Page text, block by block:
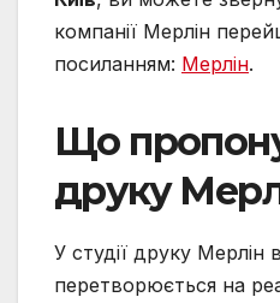
компанії Мерлін
посиланням: Мерлін.
Що
друку
У студії друку Мерлін
перетворюється на